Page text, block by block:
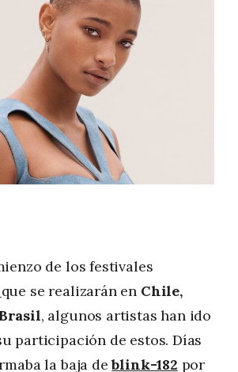
de los festivales
que se realizarán en Chile,
, algunos artistas han ido
participación de estos. Días
la baja deblink-182 por